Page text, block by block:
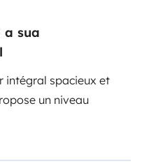
a sua
intégral spacieux et
un niveau
permettront de